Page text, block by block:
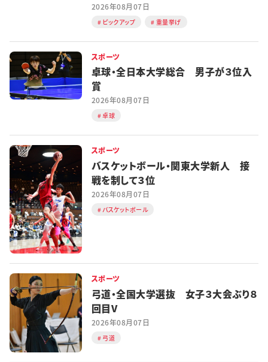
2026年08月07日
ピックアップ 重量挙げ
スポーツ
卓球・全日本大学総合 男子が３位入
賞
2026年08月07日
卓球
スポーツ
バスケットボール・関東大学新人 接
戦を制して３位
2026年08月07日
バスケットボール
スポーツ
弓道・全国大学選抜 女子３大会ぶり８
回目V
2026年08月07日
弓道